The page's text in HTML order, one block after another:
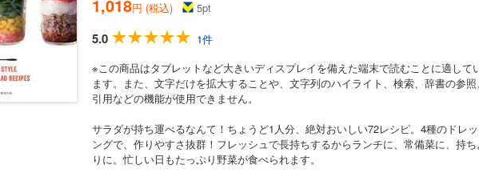
1,018円 (税込) 5pt
5.0
1件
※この商品はタブレットなど大きいディスプレイを備えた端末で読むことに適して
ます。また、文字だけを拡大することや、文字列のハイライト、検索、辞書の参
引用などの機能が使用できません。
サラダが持ち運べるなんて！ちょうど1人分、絶対おいしい72レシピ。4種のドレ
ングで、作りやすさ抜群！フレッシュで長持ちするからランチに、常備菜に、持
りに。忙しい日もたっぷり野菜が食べられます。